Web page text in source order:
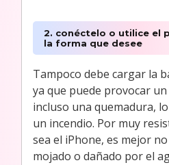
2. conéctelo o utilice el
la forma que desee
Tampoco debe cargar la
ya que puede provocar
incluso una quemadura,
un incendio. Por muy
sea el iPhone, es mejor
mojado o dañado por el